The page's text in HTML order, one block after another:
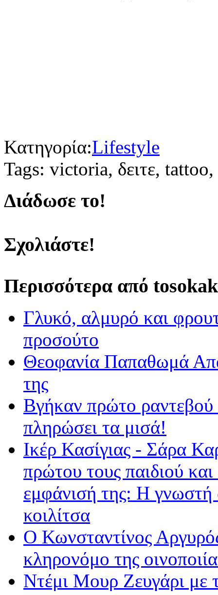
Κατηγορία:Lifestyle
Tags: victoria, δειτε,
Διάδωσε τo!
Σχολιάστε!
Περισσότερα από
Γλυκό, αλμυρό και
προσούτο
Θεοφανία Παπαθωμά
της
Βγήκαν πρώτο ραντεβού
πληρώσει τα μισά!
Ικέρ Κασίγιας - Σάρα
πρώτου τους παιδιού
εμφάνισή της: Η
κοιλίτσα
Ο Κωνσταντίνος
κληρονόμο της
Ντέμι Μουρ Ζευγάρι με